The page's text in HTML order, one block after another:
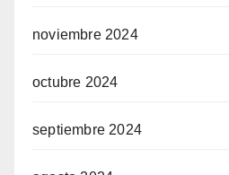
noviembre 2024
octubre 2024
septiembre 2024